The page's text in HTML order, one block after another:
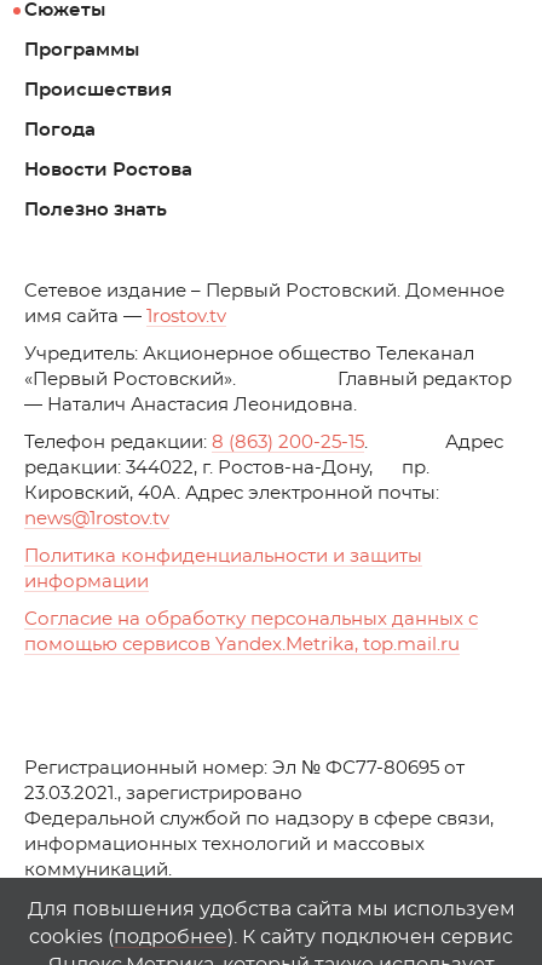
Сюжеты
Программы
Происшествия
Погода
Новости Ростова
Полезно знать
Cетевое издание – Первый Ростовский. Доменное
имя сайта —
1rostov.tv
Учредитель: Акционерное общество Телеканал
«Первый Ростовский». Главный редактор
— Наталич Анастасия Леонидовна.
Телефон редакции: 8 (863) 200-25-15. Адрес
редакции: 344022, г. Ростов-на-Дону, пр.
Кировский, 40А. Адрес электронной почты:
news@1rostov.tv
Политика конфиденциальности и защиты
информации
Согласие на обработку персональных данных с
помощью сервисов Yandex.Metrika, top.mail.ru
Регистрационный номер: Эл № ФС77-80695 от
23.03.2021., зарегистрировано
Федеральной службой по надзору в сфере связи,
информационных технологий и массовых
коммуникаций.
© АО Телеканал «Первый Ростовский» (2021-2025)
Любое использование материалов сайта возможно
Для повышения удобства сайта мы используем
cookies (подробнее). К сайту подключен сервис